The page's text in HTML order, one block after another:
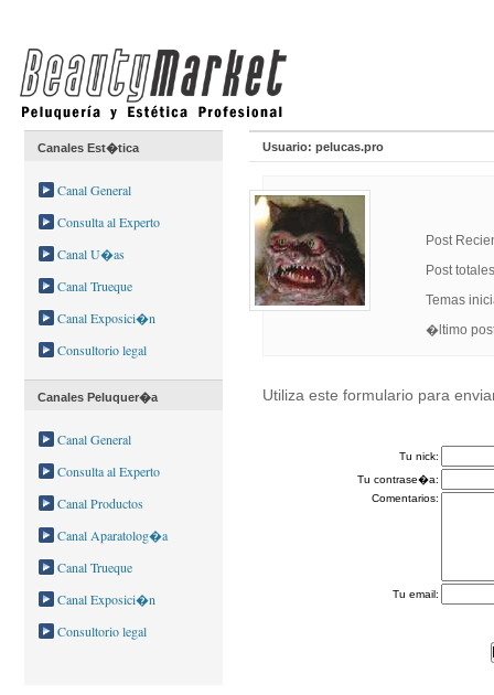
Canales Est�tica
Canal General
Consulta al Experto
Canal U�as
Canal Trueque
Canal Exposici�n
Consultorio legal
Canales Peluquer�a
Canal General
Consulta al Experto
Canal Productos
Canal Aparatolog�a
Canal Trueque
Canal Exposici�n
Consultorio legal
Usuario: pelucas.pro
Post
Post
Temas
�ltimo
Utiliza este formulario para
Tu nick:
Tu contrase�a:
Comentarios:
Tu email: